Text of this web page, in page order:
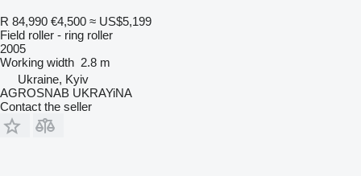
R 84,990 €4,500 ≈ US$5,199
Field roller - ring roller
2005
Working width 2.8 m
Ukraine, Kyiv
AGROSNAB UKRAYiNA
Contact the seller